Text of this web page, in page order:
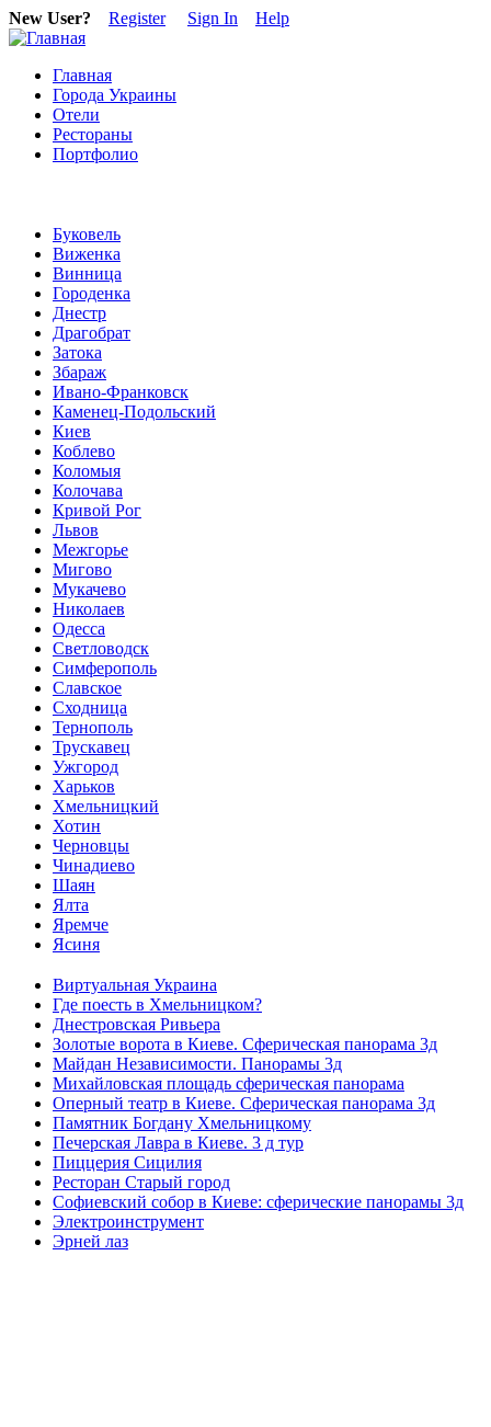
New User? Register Sign In Help
Главная
Города Украины
Отели
Рестораны
Портфолио
Буковель
Виженка
Винница
Городенка
Днестр
Драгобрат
Затока
Збараж
Ивано-Франковск
Каменец-Подольский
Киев
Коблево
Коломыя
Колочава
Кривой Рог
Львов
Межгорье
Мигово
Мукачево
Николаев
Одесса
Светловодск
Симферополь
Славское
Сходница
Тернополь
Трускавец
Ужгород
Харьков
Хмельницкий
Хотин
Черновцы
Чинадиево
Шаян
Ялта
Яремче
Ясиня
Виртуальная Украина
Где поесть в Хмельницком?
Днестровская Ривьера
Золотые ворота в Киеве. Сферическая панорама 3д
Майдан Независимости. Панорамы 3д
Михайловская площадь сферическая панорама
Оперный театр в Киеве. Сферическая панорама 3д
Памятник Богдану Хмельницкому
Печерская Лавра в Киеве. 3 д тур
Пиццерия Сицилия
Ресторан Старый город
Софиевский собор в Киеве: сферические панорамы 3д
Электроинструмент
Эрней лаз